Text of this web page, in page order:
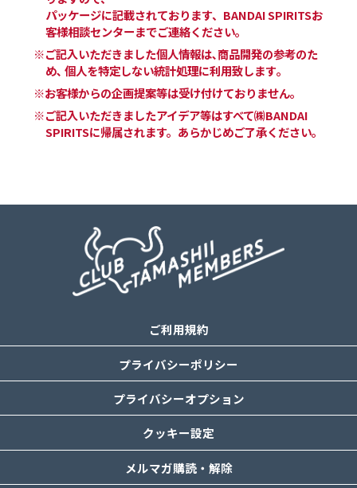
パッケージに記載されております、BANDAI SPIRITSお
客様相談センターまでご連絡ください。
※ご記入いただきました個人情報は､商品開発の参考のた
め､ 個人を特定しない統計処理に利用致します｡
※お客様からの企画提案等は受け付けておりません。
※ご記入いただきましたアイデア等はすべて㈱BANDAI
SPIRITSに帰属されます。あらかじめご了承ください。
ご利用規約
プライバシーポリシー
プライバシーオプション
クッキー設定
メルマガ購読・解除